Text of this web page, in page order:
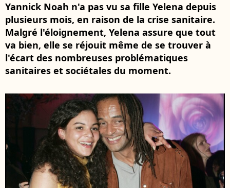
Yannick Noah n'a pas vu sa fille Yelena depuis
plusieurs mois, en raison de la crise sanitaire.
Malgré l'éloignement, Yelena assure que tout
va bien, elle se réjouit même de se trouver à
l'écart des nombreuses problématiques
sanitaires et sociétales du moment.